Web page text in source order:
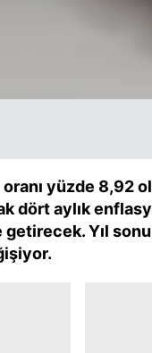
Diğer çerezler,
yapılması,
aşağıda yer alan
Bilgilendirme
çerezlerle ilgili
yüzde 8,92
dört aylık
Yıl